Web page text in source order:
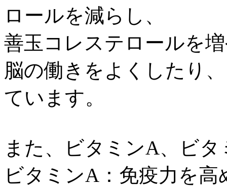
ロールを減らし、
善玉コレステロールを
脳の働きをよくしたり
ています。
また、ビタミンA、ビ
ビタミンA：免疫力を